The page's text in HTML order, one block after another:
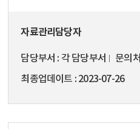
자료관리담당자
담당부서 각 담당부서
문의처
최종업데이트
2023-07-26